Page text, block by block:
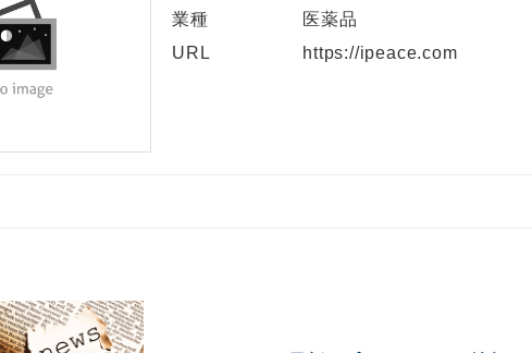
業種
医薬品
URL
https://ipeace.com